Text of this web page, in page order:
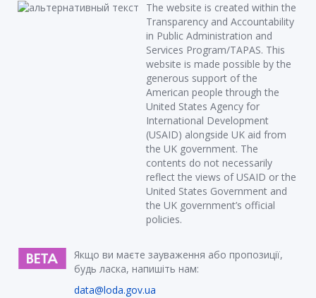
The website is created within the
Transparency and Accountability
in Public Administration and
Services Program/TAPAS. This
website is made possible by the
generous support of the
American people through the
United States Agency for
International Development
(USAID) alongside UK aid from
the UK government. The
contents do not necessarily
reflect the views of USAID or the
United States Government and
the UK government’s official
policies.
Якщо ви маєте зауваження або пропозиції,
будь ласка, напишіть нам:
data@loda.gov.ua